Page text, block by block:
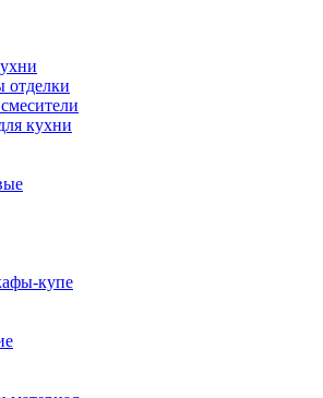
отделки
кухни
купе